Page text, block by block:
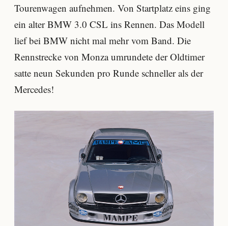
Tourenwagen aufnehmen. Von Startplatz eins ging
ein alter BMW 3.0 CSL ins Rennen. Das Modell
lief bei BMW nicht mal mehr vom Band. Die
Rennstrecke von Monza umrundete der Oldtimer
satte neun Sekunden pro Runde schneller als der
Mercedes!